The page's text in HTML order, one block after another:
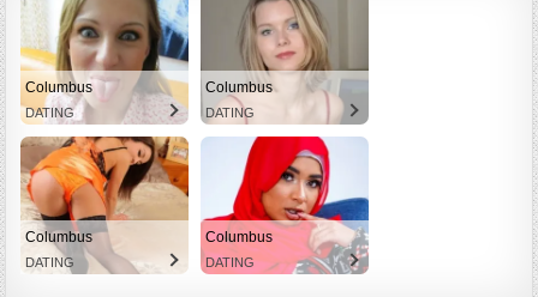
Columbus
DATING
Columbus
DATING
Columbus
DATING
Columbus
DATING